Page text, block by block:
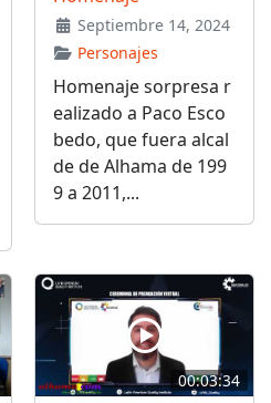
Septiembre 14, 2024
Personajes
Homenaje sorpresa r
ealizado a Paco Esco
bedo, que fuera alcal
de de Alhama de 199
9 a 2011,...
00:03:34